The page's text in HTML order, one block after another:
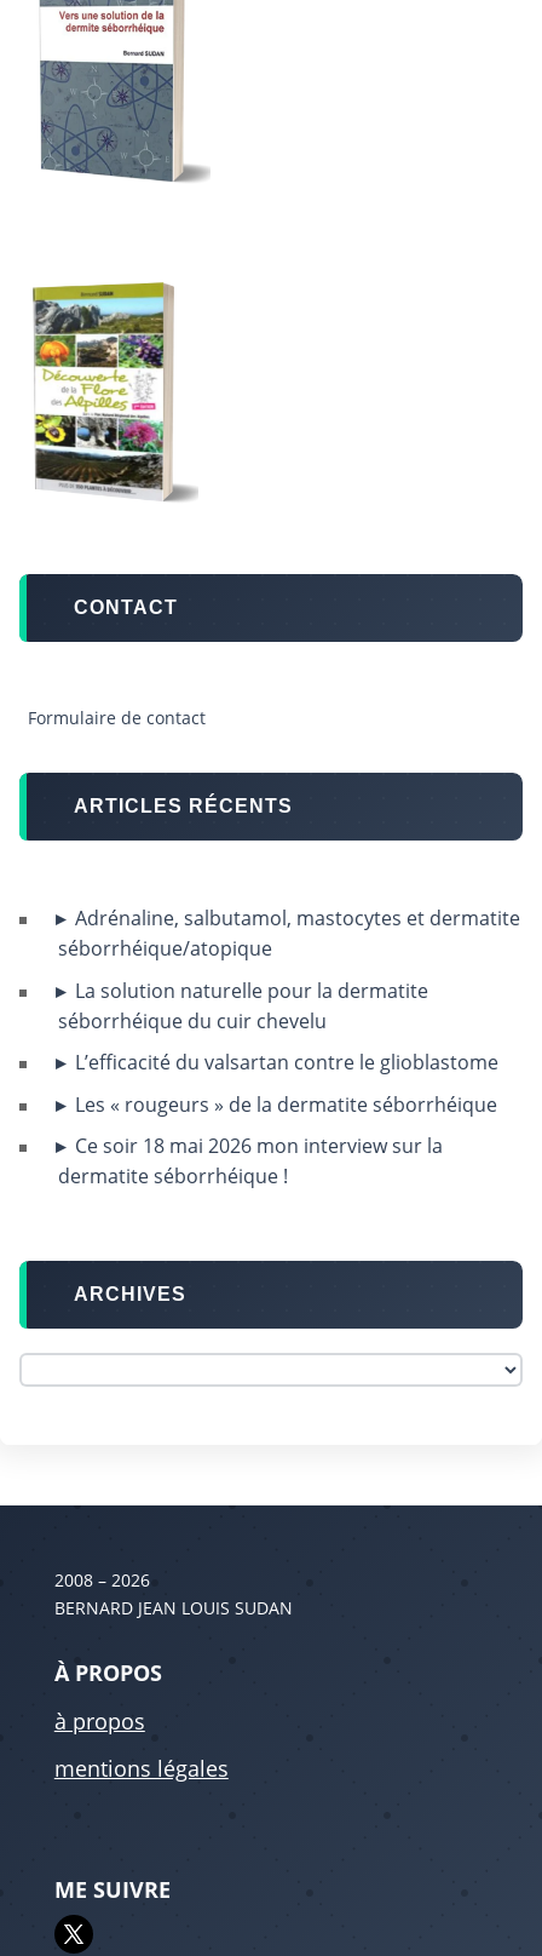
CONTACT
Formulaire de contact
ARTICLES RÉCENTS
Adrénaline, salbutamol, mastocytes et dermatite
séborrhéique/atopique
La solution naturelle pour la dermatite
séborrhéique du cuir chevelu
L’efficacité du valsartan contre le glioblastome
Les « rougeurs » de la dermatite séborrhéique
Ce soir 18 mai 2026 mon interview sur la
dermatite séborrhéique !
ARCHIVES
2008 – 2026
BERNARD JEAN LOUIS SUDAN
À PROPOS
à propos
mentions légales
ME SUIVRE